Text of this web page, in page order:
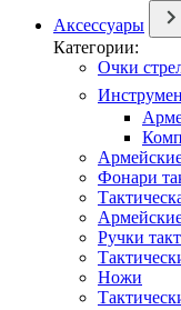
Аксессуары
Категории:
Очки
Фонари
Ручки
Ножи